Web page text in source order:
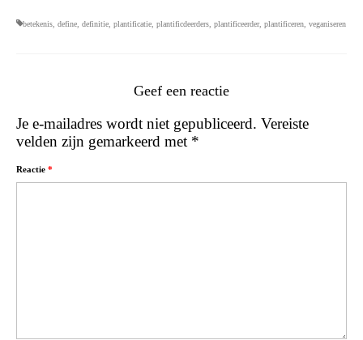
betekenis define definitie plantificatie plantificdeerders plantificeerder, plantificeren veganiseren
Geef een reactie
Je e-mailadres wordt niet gepubliceerd. Vereiste
velden zijn gemarkeerd met *
Reactie *